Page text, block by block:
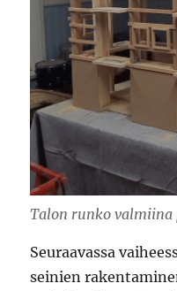
Talon runko valmiina
Seuraavassa
seinien